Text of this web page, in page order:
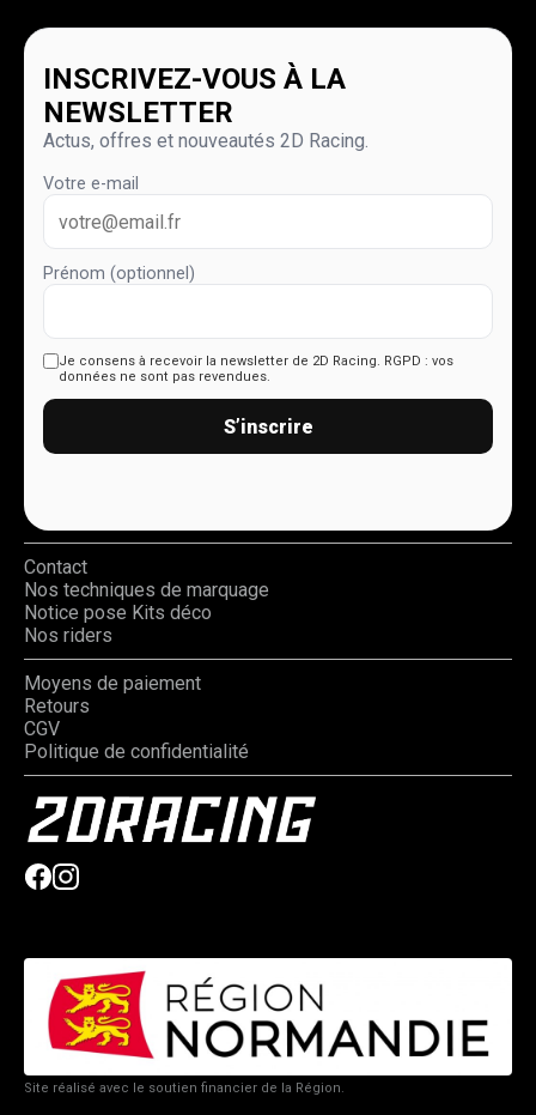
INSCRIVEZ-VOUS À LA
NEWSLETTER
Actus, offres et nouveautés 2D Racing.
Votre e-mail
Prénom (optionnel)
Je consens à recevoir la newsletter de 2D Racing. RGPD : vos
données ne sont pas revendues.
S’inscrire
Contact
Nos techniques de marquage
Notice pose Kits déco
Nos riders
Moyens de paiement
Retours
CGV
Politique de confidentialité
Site réalisé avec le soutien financier de la Région.